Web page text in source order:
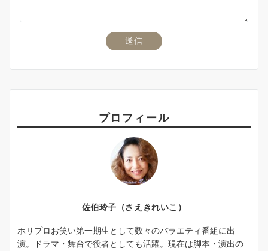
プロフィール
佐伯玲子（さえきれいこ）
ホリプロお笑い第一期生として数々のバラエティ番組に出
演。ドラマ・舞台で役者としても活躍。現在は脚本・演出の